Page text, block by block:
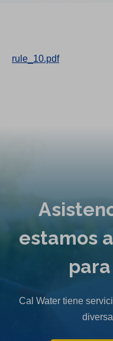
rule_10.pdf
estamos
Cal Water tiene